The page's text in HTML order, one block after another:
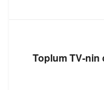
Toplum TV-nin